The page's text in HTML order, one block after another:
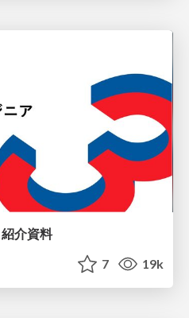
介資料
7 19k